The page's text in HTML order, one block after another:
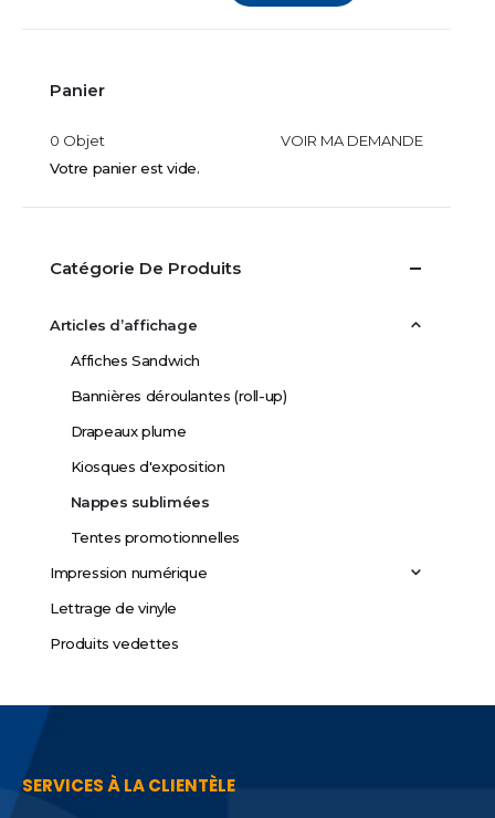
Panier
0 Objet
VOIR MA DEMANDE
Votre panier est vide.
Catégorie De Produits
Articles d’affichage
Affiches Sandwich
Bannières déroulantes (roll-up)
Drapeaux plume
Kiosques d'exposition
Nappes sublimées
Tentes promotionnelles
Impression numérique
Lettrage de vinyle
Produits vedettes
SERVICES À LA CLIENTÈLE